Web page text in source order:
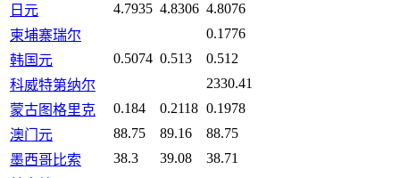
日元
4.7935 4.8306 4.8076
柬埔寨瑞尔
0.1776
韩国元
0.5074 0.513
0.512
科威特第纳尔
2330.41
蒙古图格里克
0.184 0.2118 0.1978
澳门元
88.75 89.16
88.75
墨西哥比索
38.3 39.08
38.71